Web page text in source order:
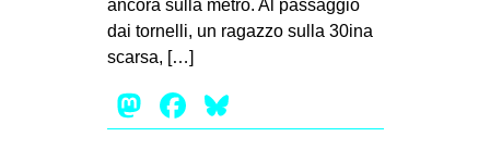
ancora sulla metro. Al passaggio
dai tornelli, un ragazzo sulla 30ina
scarsa, […]
Mastodon
Facebook